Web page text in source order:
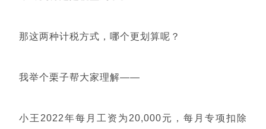
那这两种计税方式，哪个更划算呢？
我举个栗子帮大家理解——
小王2022年每月工资为20,000元，每月专项扣除